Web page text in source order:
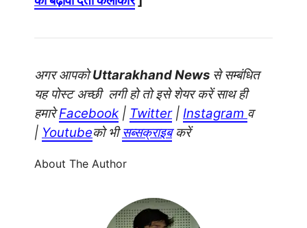
अगर आपकोUttarakhand News से सम्बंधित
यह पोस्ट अच्छी लगी हो तो इसे शेयर करें साथ ही
हमारेFacebook | Twitter| Instagram व
| Youtubeको भीसब्सक्राइबकरें
About The Author